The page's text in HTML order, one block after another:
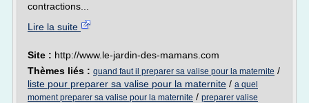
contractions...
Lire la suite
Site : http://www.le-jardin-des-mamans.com
Thèmes liés : quand faut il preparer sa valise pour la maternite /
liste pour preparer sa valise pour la maternite / a quel
moment preparer sa valise pour la maternite / preparer valise